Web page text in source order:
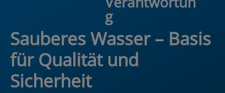
g
Sauberes Wasser – Basis
für Qualität und
Sicherheit